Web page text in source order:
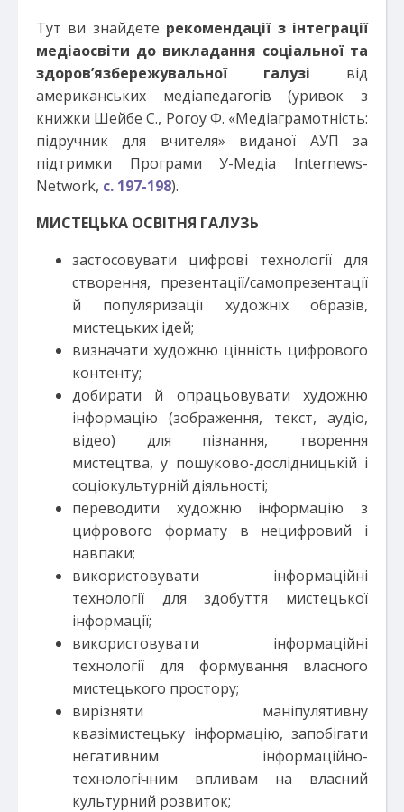
Тут ви знайдете рекомендації з інтеграції
медіаосвіти до викладання соціальної та
здоров’язбережувальної галузі від
американських медіапедагогів (уривок з
книжки Шейбе С., Рогоу Ф. «Медіаграмотність:
підручник для вчителя» виданої АУП за
підтримки Програми У-Медіа Internews-
Network, с. 197-198).
МИСТЕЦЬКА ОСВІТНЯ ГАЛУЗЬ
застосовувати цифрові технології для
створення, презентації/самопрезентації
й популяризації художніх образів,
мистецьких ідей;
визначати художню цінність цифрового
контенту;
добирати й опрацьовувати художню
інформацію (зображення, текст, аудіо,
відео) для пізнання, творення
мистецтва, у пошуково-дослідницькій і
соціокультурній діяльності;
переводити художню інформацію з
цифрового формату в нецифровий і
навпаки;
використовувати інформаційні
технології для здобуття мистецької
інформації;
використовувати інформаційні
технології для формування власного
мистецького простору;
вирізняти маніпулятивну
квазімистецьку інформацію, запобігати
негативним інформаційно-
технологічним впливам на власний
культурний розвиток;